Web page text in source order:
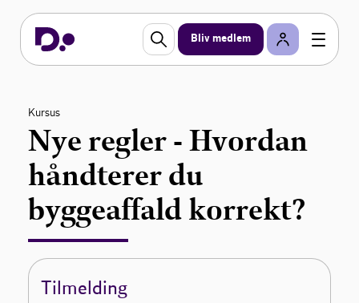
Bliv medlem
Kursus
Nye regler - Hvordan
håndterer du
byggeaffald korrekt?
Tilmelding